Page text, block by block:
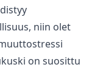
niin olet
on suosittu